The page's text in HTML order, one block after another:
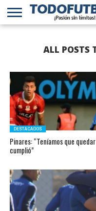
CHILENA
INTERNACIONAL
ALL POSTS
DESTACADOS
Pinares: “Teníamos que
cumplió”